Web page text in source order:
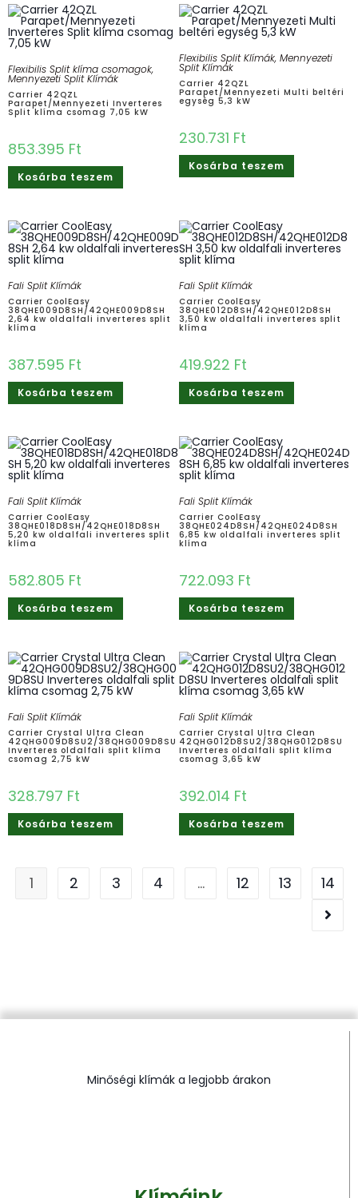
Flexibilis Split klíma csomagok,
Mennyezeti Split Klímák
Carrier 42QZL
Parapet/Mennyezeti Inverteres
Split klíma csomag 7,05 kW
853.395 Ft
Kosárba teszem
Flexibilis Split Klímák, Mennyezeti
Split Klímák
Carrier 42QZL
Parapet/Mennyezeti Multi beltéri
egység 5,3 kW
230.731 Ft
Kosárba teszem
Fali Split Klímák
Carrier CoolEasy
38QHE009D8SH/42QHE009D8SH
2,64 kw oldalfali inverteres split
klíma
387.595 Ft
Kosárba teszem
Fali Split Klímák
Carrier CoolEasy
38QHE012D8SH/42QHE012D8SH
3,50 kw oldalfali inverteres split
klíma
419.922 Ft
Kosárba teszem
Fali Split Klímák
Carrier CoolEasy
38QHE018D8SH/42QHE018D8SH
5,20 kw oldalfali inverteres split
klíma
582.805 Ft
Kosárba teszem
Fali Split Klímák
Carrier CoolEasy
38QHE024D8SH/42QHE024D8SH
6,85 kw oldalfali inverteres split
klíma
722.093 Ft
Kosárba teszem
Fali Split Klímák
Carrier Crystal Ultra Clean
42QHG009D8SU2/38QHG009D8SU
Inverteres oldalfali split klíma
csomag 2,75 kW
328.797 Ft
Kosárba teszem
Fali Split Klímák
Carrier Crystal Ultra Clean
42QHG012D8SU2/38QHG012D8SU
Inverteres oldalfali split klíma
csomag 3,65 kW
392.014 Ft
Kosárba teszem
1 2 3 4 … 12 13 14
Minőségi klímák a legjobb árakon